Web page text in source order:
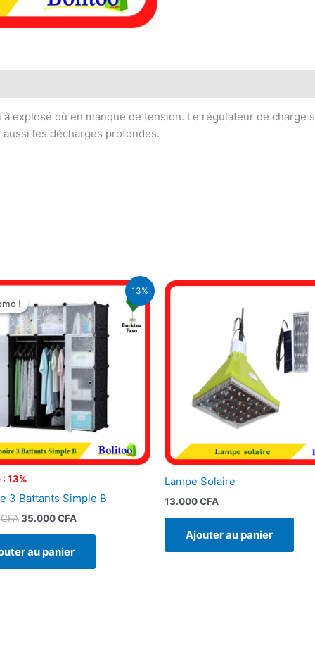
explosé où en manque de tension. Le régulateur de charge
les décharges profondes.
13%
!
13%
!
3 Battants Simple B
CFA
Le
initial
était :
40.000 CFA.
35.000CFA
Le
actuel
est :
35.000 CFA.
au panier
Lampe Solaire
13.000CFA
Ajouter au panier